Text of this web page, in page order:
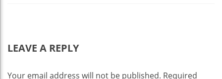
LEAVE A REPLY
Your email address will not be published. Required